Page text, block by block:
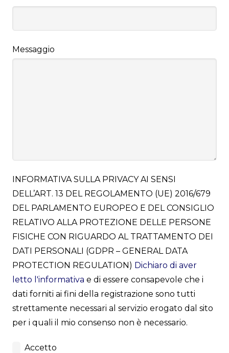
Messaggio
INFORMATIVA SULLA PRIVACY AI SENSI
DELL’ART. 13 DEL REGOLAMENTO (UE) 2016/679
DEL PARLAMENTO EUROPEO E DEL CONSIGLIO
RELATIVO ALLA PROTEZIONE DELLE PERSONE
FISICHE CON RIGUARDO AL TRATTAMENTO DEI
DATI PERSONALI (GDPR – GENERAL DATA
PROTECTION REGULATION) Dichiaro di aver
letto l'informativa e di essere consapevole che i
dati forniti ai fini della registrazione sono tutti
strettamente necessari al servizio erogato dal sito
per i quali il mio consenso non è necessario.
Accetto